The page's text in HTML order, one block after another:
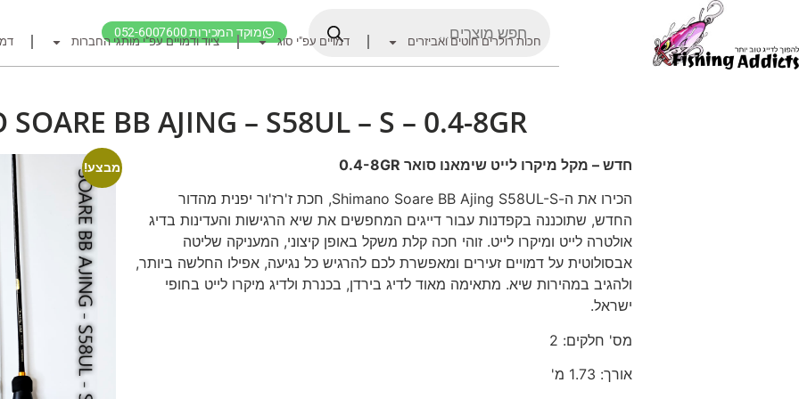
מוקד המכירות 052-6007600
דף הבית
דמויים מומלצים לדיג
חכות
רולרים
אביזרים לרולר
חוטי דיג מומלצים
אביזרים מומלצים לדיג
קרסי דייג ואביזרים
לבוש דייג
חפש ציוד לפי מותג
חכות רולרים חוטים ואביזרים דמויים עפ"י סוג ציוד ודמויים עפ"י מותגי החברות
BB AJING – S58UL – S – 0.4-8GR
חדש – מקל מיקרו לייט שימאנו סואר 0.4-8GR
הכירו את ה-Shimano Soare BB Ajing S58UL-S, חכת ז'רז'ור יפנית מהדור
החדש, שתוכננה בקפדנות עבור דייגים המחפשים את שיא הרגישות והעדינות בדיג
אולטרה לייט ומיקרו לייט. זוהי חכה קלת משקל באופן קיצוני, המעניקה שליטה
אבסולוטית על דמויים זעירים ומאפשרת לכם להרגיש כל נגיעה, אפילו החלשה ביותר,
ולהגיב במהירות שיא. מתאימה מאוד לדיג בירדן, בכנרת ולדיג מיקרו לייט בחופי
ישראל.
מס' חלקים: 2
אורך: 1.73 מ'
מבצע!